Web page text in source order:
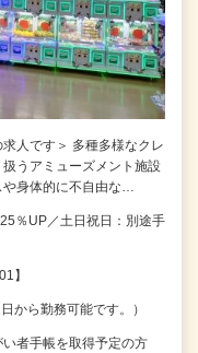
人です＞ 多種多様なクレ
うアミューズメント施設
身体的に不自由な…
％UP／土日祝日：別途手
】
から勤務可能です。）
者手帳を取得予定の方